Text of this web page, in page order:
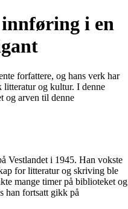
i en
forfattere, og hans verk har
og kultur. I denne
og arven til denne
Vestlandet i 1945. Han vokste
for litteratur og skriving ble
mange timer på biblioteket og
han fortsatt gikk på